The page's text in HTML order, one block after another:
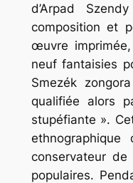
d’Arpad
composition et
œuvre imprimée,
neuf fantaisies
Smezék
qualifiée alors
stupéfiante ».
conservateur de
populaires.